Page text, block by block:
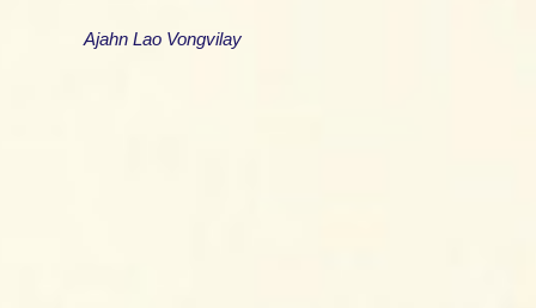
Ajahn Lao Vongvilay